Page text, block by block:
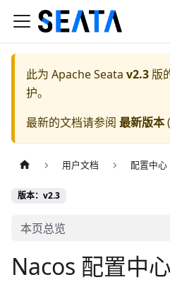
此为 Apache Seata v2.3 版
护。
最新的文档请参阅 最新版本(
用户文档 配置中心
版本：v2.3
本页总览
Nacos 配置中心